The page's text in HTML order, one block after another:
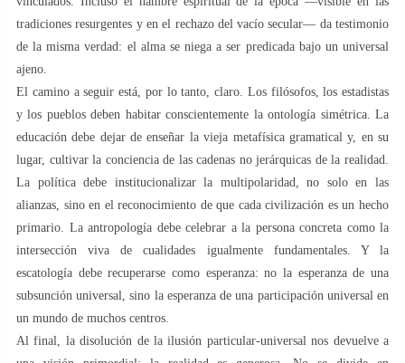
tradiciones resurgentes y en el rechazo del vacío secular— da testimonio
de la misma verdad: el alma se niega a ser predicada bajo un universal
ajeno.
El camino a seguir está, por lo tanto, claro. Los filósofos, los estadistas
y los pueblos deben habitar conscientemente la ontología simétrica. La
educación debe dejar de enseñar la vieja metafísica gramatical y, en su
lugar, cultivar la conciencia de las cadenas no jerárquicas de la realidad.
La política debe institucionalizar la multipolaridad, no solo en las
alianzas, sino en el reconocimiento de que cada civilización es un hecho
primario. La antropología debe celebrar a la persona concreta como la
intersección viva de cualidades igualmente fundamentales. Y la
escatología debe recuperarse como esperanza: no la esperanza de una
subsunción universal, sino la esperanza de una participación universal en
un mundo de muchos centros.
Al final, la disolución de la ilusión particular-universal nos devuelve a